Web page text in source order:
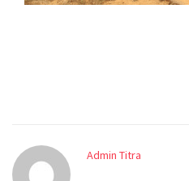
Admin Titra